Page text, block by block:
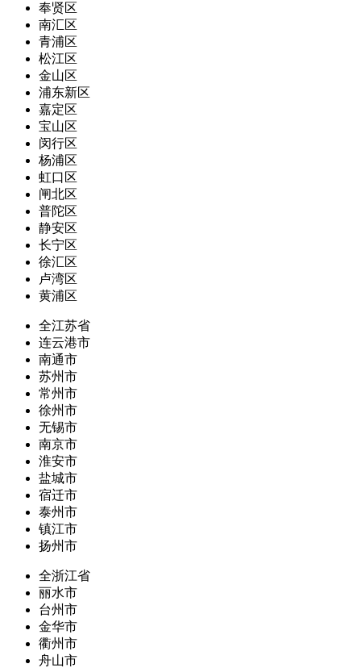
奉贤区
南汇区
青浦区
松江区
金山区
浦东新区
嘉定区
宝山区
闵行区
杨浦区
虹口区
闸北区
普陀区
静安区
长宁区
徐汇区
卢湾区
黄浦区
全江苏省
连云港市
南通市
苏州市
常州市
徐州市
无锡市
南京市
淮安市
盐城市
宿迁市
泰州市
镇江市
扬州市
全浙江省
丽水市
台州市
金华市
衢州市
舟山市